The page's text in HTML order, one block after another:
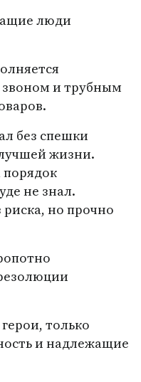
люди
и трубным
без спешки
жизни.
не знал.
риска, но прочно
только
и надлежащие